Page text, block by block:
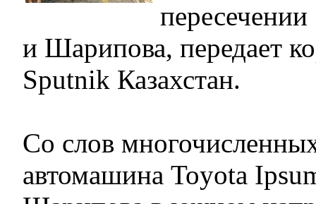
и Шарипова, передает
Sputnik Казахстан.
Со слов
автомашина Toyota